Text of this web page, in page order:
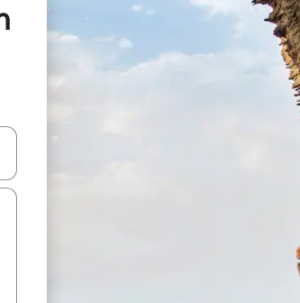
las teclas de flecha hacia arriba y hacia abajo o